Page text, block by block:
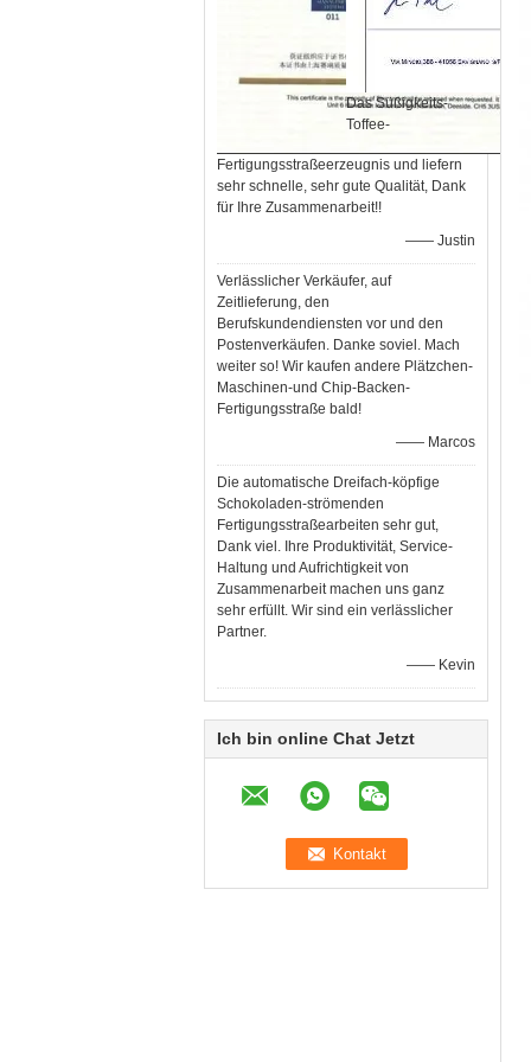
Das Süßigkeits-
Toffee-
Fertigungsstraßeerzeugnis und liefern
sehr schnelle, sehr gute Qualität, Dank
für Ihre Zusammenarbeit!!
—— Justin
Verlässlicher Verkäufer, auf
Zeitlieferung, den
Berufskundendiensten vor und den
Postenverkäufen. Danke soviel. Mach
weiter so! Wir kaufen andere Plätzchen-
Maschinen-und Chip-Backen-
Fertigungsstraße bald!
—— Marcos
Die automatische Dreifach-köpfige
Schokoladen-strömenden
Fertigungsstraßearbeiten sehr gut,
Dank viel. Ihre Produktivität, Service-
Haltung und Aufrichtigkeit von
Zusammenarbeit machen uns ganz
sehr erfüllt. Wir sind ein verlässlicher
Partner.
—— Kevin
Ich bin online Chat Jetzt